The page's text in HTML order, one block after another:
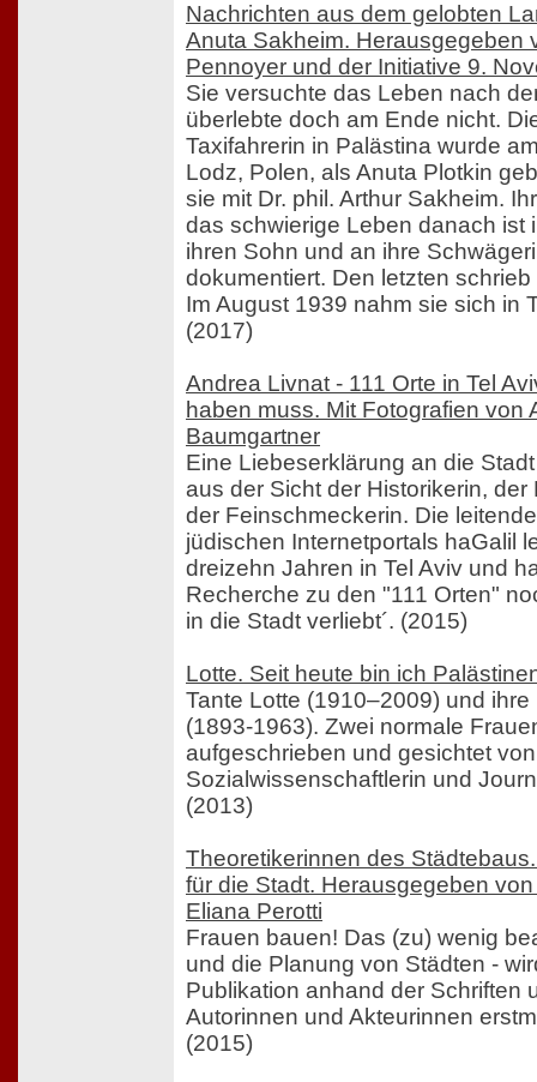
Nachrichten aus dem gelobten
Anuta Sakheim. Herausgegeben
Pennoyer und der Initiative 9.
Sie versuchte das Leben nach
überlebte doch am Ende nicht.
Taxifahrerin in Palästina wurde
Lodz, Polen, als Anuta Plotkin
sie mit Dr. phil. Arthur Sakheim.
das schwierige Leben danach ist
ihren Sohn und an ihre
dokumentiert. Den letzten
Im August 1939 nahm sie sich in
(2017)
Andrea Livnat - 111 Orte in Tel
haben muss. Mit Fotografien von
Baumgartner
Eine Liebeserklärung an die
aus der Sicht der Historikerin,
der Feinschmeckerin. Die
jüdischen Internetportals haGalil
dreizehn Jahren in Tel Aviv und
Recherche zu den "111 Orten"
in die Stadt verliebt´. (2015)
Lotte. Seit heute bin ich
Tante Lotte (1910–2009) und
(1893-1963). Zwei normale
aufgeschrieben und gesichtet
Sozialwissenschaftlerin und
(2013)
Theoretikerinnen des
für die Stadt. Herausgegeben
Eliana Perotti
Frauen bauen! Das (zu) wenig
und die Planung von Städten -
Publikation anhand der Schriften
Autorinnen und Akteurinnen
(2015)